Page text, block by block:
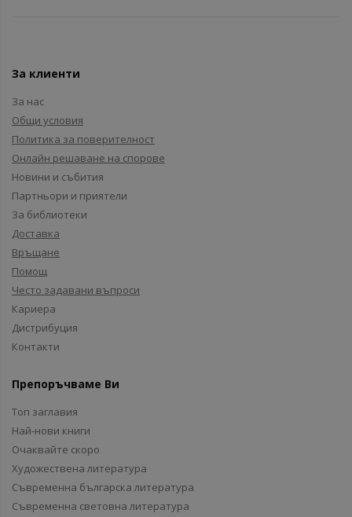
За клиенти
За нас
Общи условия
Политика за поверителност
Онлайн решаване на спорове
Новини и събития
Партньори и приятели
За библиотеки
Доставка
Връщане
Помощ
Често задавани въпроси
Кариера
Дистрибуция
Контакти
Препоръчваме Ви
Топ заглавия
Най-нови книги
Очаквайте скоро
Художествена литература
Съвременна българска литература
Съвременна световна литература